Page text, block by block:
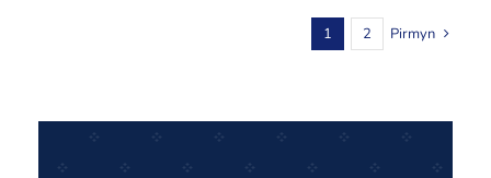
1 2 Pirmyn